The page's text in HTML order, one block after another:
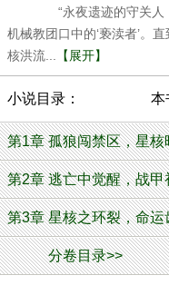
“永夜遗迹的守关人，是
机械教团口中的‘亵渎者’。
核洪流...
【展开】
小说目录： 本
第1章 孤狼闯禁区，星核
第2章 逃亡中觉醒，战甲
第3章 星核之环裂，命运
分卷目录>>